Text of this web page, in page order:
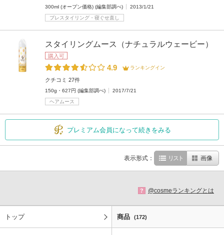
300ml (オープン価格) (編集部調べ)
2013/1/21
プレスタイリング・寝ぐせ直し
スタイリングムース（ナチュラルウェービー）
購入可
4.9 ランキングイン
クチコミ 27件
150g・627円 (編集部調べ)
2017/7/21
ヘアムース
プレミアム会員になって続きをみる
表示形式： リスト 画像
? @cosmeランキングとは
トップ 商品 (172)